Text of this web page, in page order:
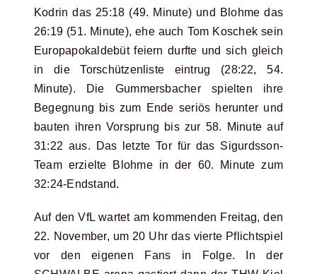
Kodrin das 25:18 (49. Minute) und Blohme das
26:19 (51. Minute), ehe auch Tom Koschek sein
Europapokaldebüt feiern durfte und sich gleich
in die Torschützenliste eintrug (28:22, 54.
Minute). Die Gummersbacher spielten ihre
Begegnung bis zum Ende seriös herunter und
bauten ihren Vorsprung bis zur 58. Minute auf
31:22 aus. Das letzte Tor für das Sigurdsson-
Team erzielte Blohme in der 60. Minute zum
32:24-Endstand.
Auf den VfL wartet am kommenden Freitag, den
22. November, um 20 Uhr das vierte Pflichtspiel
vor den eigenen Fans in Folge. In der